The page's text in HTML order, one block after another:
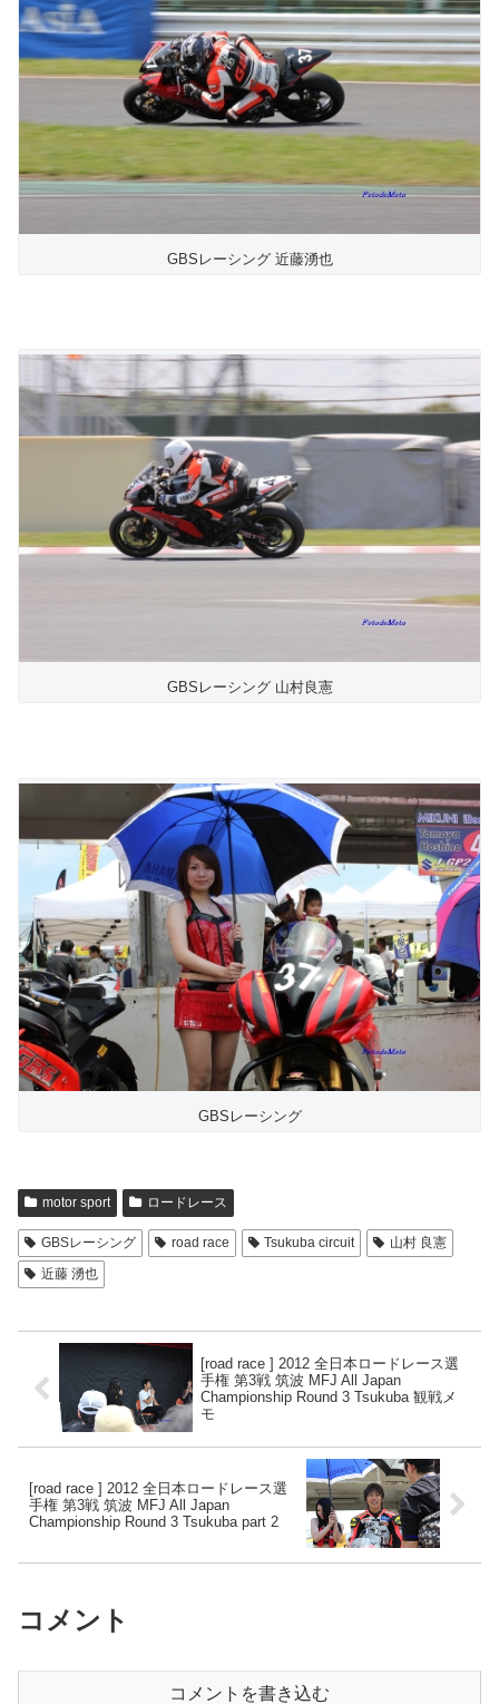
GBSレーシング 近藤湧也
GBSレーシング 山村良憲
GBSレーシング
motor sport ロードレース
GBSレーシング road race Tsukuba circuit
山村 良憲
近藤 湧也
[road race ] 2012 全日本ロードレース選
手権 第3戦 筑波 MFJ All Japan
Championship Round 3 Tsukuba 観戦メ
モ
[road race ] 2012 全日本ロードレース選
手権 第3戦 筑波 MFJ All Japan
Championship Round 3 Tsukuba part 2
コメント
コメントを書き込む